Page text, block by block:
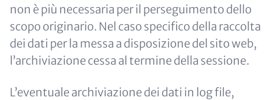
non è più necessaria per il perseguimento dello
scopo originario. Nel caso specifico della raccolta
dei dati per la messa a disposizione del sito web,
l’archiviazione cessa al termine della sessione.
L’eventuale archiviazione dei dati in log file,